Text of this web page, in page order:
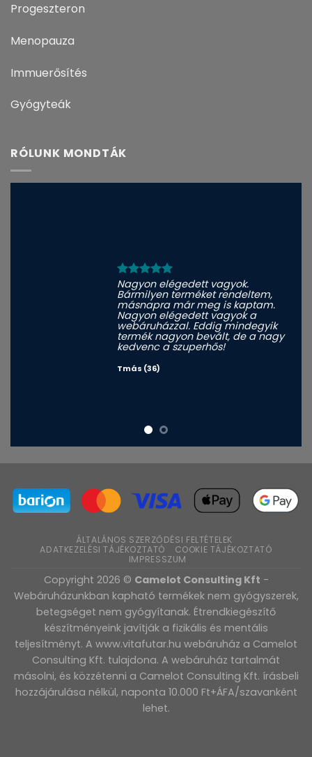
Progeszteron
Menopauza
Immuerősítés
Gyógyteák
RÓLUNK MONDTÁK
Nagyon elégedett vagyok.
Bármilyen terméket rendeltem,
másnapra már meg is kaptam.
Nagyon elégedett vagyok a
webáruházzal. Eddig mindegyik
termék nagyon bevált, de a nagy
kedvenc a szuperhős!
Tmás (36)
ÁLTALÁNOS SZERZŐDÉSI FELTÉTELEK
ADATKEZELÉSI TÁJÉKOZTATÓ
COOKIE TÁJÉKOZTATÓ
IMPRESSZUM
Copyright 2026 © Camelot Consulting Kft -
Webáruházunkban kapható termékek nem gyógyszerek,
betegséget nem gyógyítanak. Étrendkiegészítő
készítményeink javítják a fizikális és mentális
teljesítményt. A www.vitafutar.hu webáruház a Camelot
Consulting Kft. tulajdona. A webáruház tartalmát
másolni, és közzétenni a Camelot Consulting Kft. írásbeli
hozzájárulása nélkül, naponta 10.000 Ft+ÁFA/szavanként
lehet.